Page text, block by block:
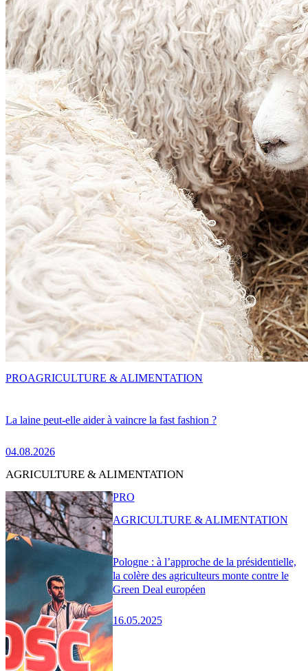
La laine peut-elle aider à vaincre la fast fashion ?
04.08.2026
PROAGRICULTURE & ALIMENTATION
AGRICULTURE & ALIMENTATION
Pologne : à l’approche de la présidentielle,
la colère des agriculteurs monte contre le
Green Deal européen
16.05.2025
PRO
AGRICULTURE & ALIMENTATION